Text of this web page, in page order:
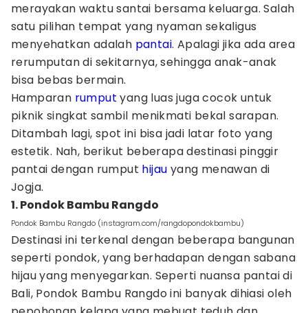
merayakan waktu santai bersama keluarga. Salah
satu pilihan tempat yang nyaman sekaligus
menyehatkan adalah pantai. Apalagi jika ada area
rerumputan di sekitarnya, sehingga anak-anak
bisa bebas bermain.
Hamparan rumput yang luas juga cocok untuk
piknik singkat sambil menikmati bekal sarapan.
Ditambah lagi, spot ini bisa jadi latar foto yang
estetik. Nah, berikut beberapa destinasi pinggir
pantai dengan rumput hijau yang menawan di
Jogja.
1. Pondok Bambu Rangdo
Pondok Bambu Rangdo (instagram.com/rangdopondokbambu)
Destinasi ini terkenal dengan beberapa bangunan
seperti pondok, yang berhadapan dengan sabana
hijau yang menyegarkan. Seperti nuansa pantai di
Bali, Pondok Bambu Rangdo ini banyak dihiasi oleh